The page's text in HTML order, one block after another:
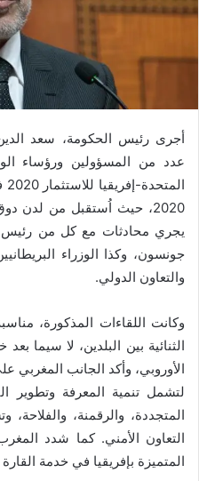
أجرى رئيس الحكومة، سعد
عدد من المسؤولين ورؤساء
2020، حيث اُستقبل من لدن
يجري محادثات مع كل من رئيس
جونسون، وكذا الوزراء
والتعاون الدولي.
وكانت اللقاءات المذكورة،
الثنائية بين البلدين، لا سيما
الأوروبي، وأكد الجانب المغربي
لتشمل تنمية المعرفة وتطوير
المتجددة، والرقمنة، والفلاحة،
التعاون الأمني. كما شدد
المتميزة بإفريقيا في خدمة